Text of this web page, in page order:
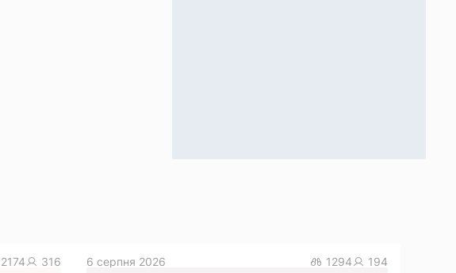
2174 316 6 серпня 2026 1294 194